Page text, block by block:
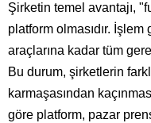
Şirketin temel avantajı,
platform olmasıdır.
araçlarına kadar tüm
Bu durum, şirketlerin
karmaşasından
göre platform, pazar